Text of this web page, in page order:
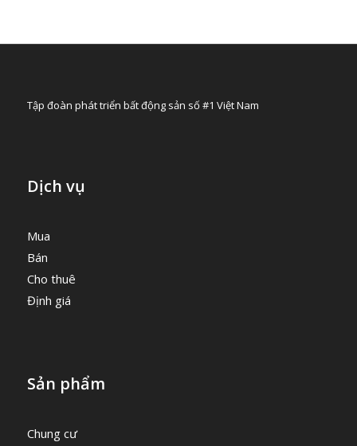
Tập đoàn phát triển bất động sản số #1 Việt Nam
Dịch vụ
Mua
Bán
Cho thuê
Định giá
Sản phẩm
Chung cư